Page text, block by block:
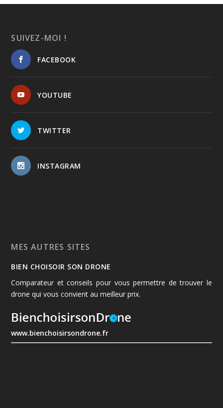
SUIVEZ-MOI !
FACEBOOK
YOUTUBE
TWITTER
INSTAGRAM
MES AUTRES SITES
BIEN CHOISOIR SON DRONE
Comparateur et conseils pour vous permettre de trouver le
drone qui vous convient au meilleur prix.
www.bienchoisirsondrone.fr